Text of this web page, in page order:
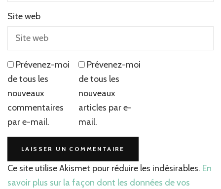
Site web
Prévenez-moi
de tous les
nouveaux
commentaires
par e-mail.
Prévenez-moi
de tous les
nouveaux
articles par e-
mail.
Ce site utilise Akismet pour réduire les indésirables. En
savoir plus sur la façon dont les données de vos